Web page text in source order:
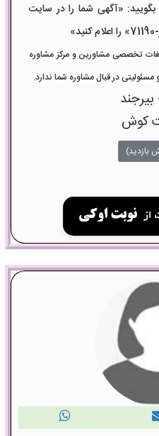
«آگهی شما را در سایت
تخصصی مشاورین و مرکز مشاوره
در قبال مشاوره شما ندارد.
کوش
بازدید)